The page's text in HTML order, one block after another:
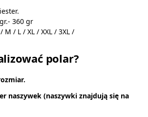
360 gr
M / L / XL / XXL / 3XL /
polar?
naszywek (naszywki znajdują się na